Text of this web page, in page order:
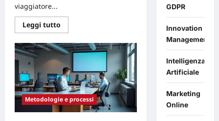
viaggiatore...
Leggi tutto
di
su
Come
calcolare
il
ROI
dell’innovazione
nei
progetti
incerti
Metodologie e processi
GDPR
Innovation
Management
Intelligenza
Artificiale
Marketing
Online